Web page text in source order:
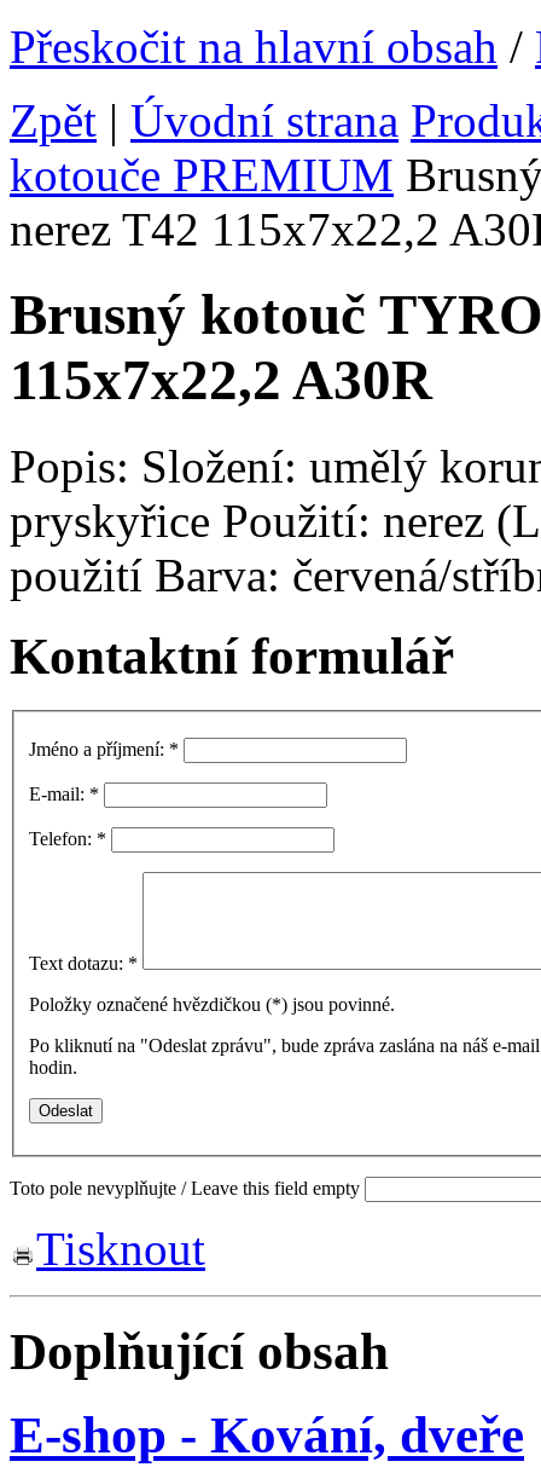
Přeskočit na hlavní obsah /
Zpět | Úvodní strana
kotouče PREMIUM
nerez T42 115x7x22,2
Brusný kotouč
115x7x22,2 A30R
Popis: Složení: umělý
pryskyřice Použití: nerez
použití Barva: červená/
Kontaktní formulář
Jméno a příjmení: *
E-mail: *
Telefon: *
Text dotazu: *
Položky označené hvězdičkou (*) jsou povinné.
Po kliknutí na "Odeslat zprávu", bude zpráva zaslána na náš e-
hodin.
Toto pole nevyplňujte / Leave this field empty
Tisknout
Doplňující obsah
E-shop - Kování, dveře